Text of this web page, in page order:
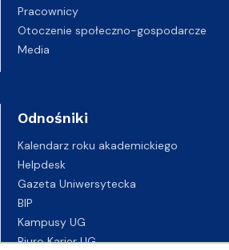
Pracownicy
Otoczenie społeczno-gospodarcze
Media
Odnośniki
Kalendarz roku akademickiego
Helpdesk
Gazeta Uniwersytecka
BIP
Kampusy UG
Biuro Karier UG